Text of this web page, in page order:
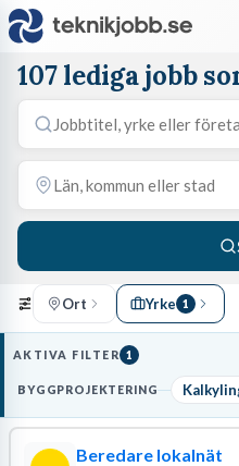
107 lediga jobb
Ort Yrke 1
AKTIVA FILTER 1
BYGGPROJEKTERING
Beredare lokalnät